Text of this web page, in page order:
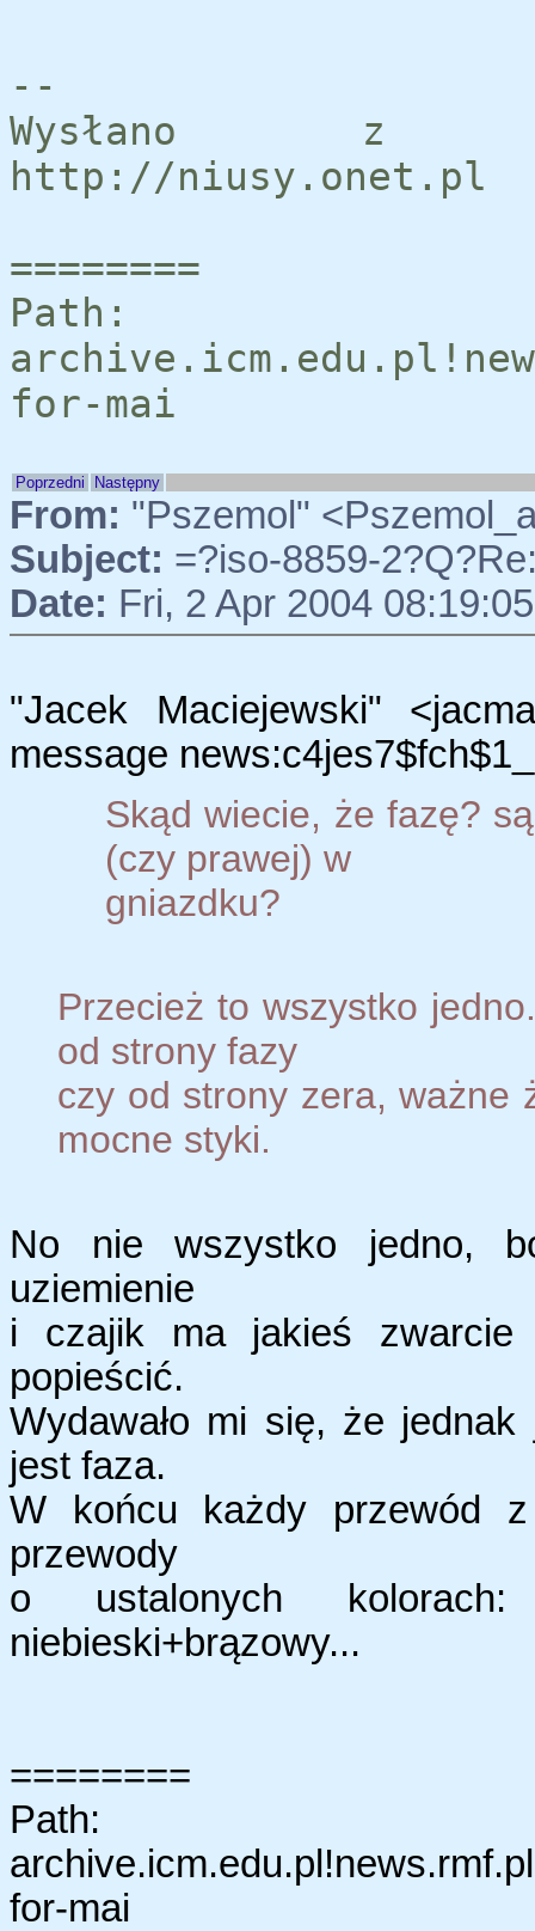
--
Wysłano z
http://niusy.onet.pl
========
for-mai
Poprzedni Następny
From: "Pszemol"
Subject: =?iso-8859-
Date: Fri, 2 Apr 2004
"Jacek Maciejewski"
message
Skąd wiecie, że fazę?
(czy prawej) w
gniazdku?
Przecież to wszystko
od strony fazy
czy od strony zera, ważne
mocne styki.
No nie wszystko jedno,
uziemienie
i czajik ma jakieś
popieścić.
Wydawało mi się, że
jest faza.
W końcu każdy przewód
przewody
o ustalonych
niebieski+brązowy...
========
for-mai